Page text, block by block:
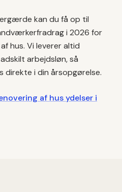
kan du få op til
i 2026 for
hus. Vi leverer altid
arbejdsløn, så
i din årsopgørelse.
af husydelser i